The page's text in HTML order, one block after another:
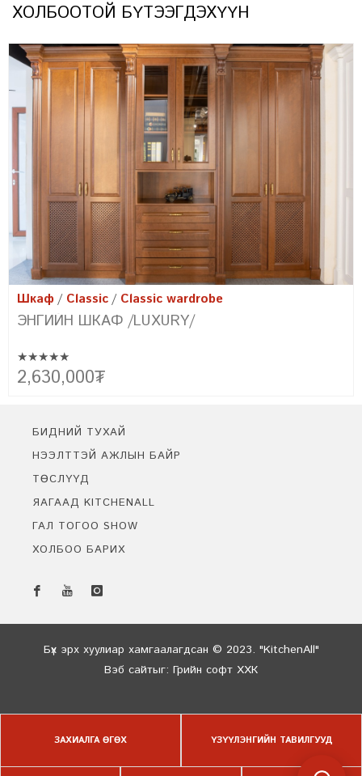
ХОЛБООТОЙ БҮТЭЭГДЭХҮҮН
Шкаф Classic Classic wardrobe
ЭНГИЙН ШКАФ /LUXURY/
Үйлдвэрийн аргаар АНУ болон Грек улсад хатааж бэлдсэн
Интоор, Царс модоор байгалийн төгс өнгө төрхийг бүрдүүлсэн
2,630,000₮
★★★★★
БИДНИЙ ТУХАЙ
НЭЭЛТТЭЙ АЖЛЫН БАЙР
ТӨСЛҮҮД
ЯАГААД KITCHENALL
ГАЛ ТОГОО SHOW
ХОЛБОО БАРИХ
ЗАХИАЛГА ӨГӨХ ҮЗҮҮЛЭНГИЙН ТАВИЛГУУД
Бүх эрх хуулиар хамгаалагдсан © 2023. "KitchenAll"
Вэб сайтыг: Грийн софт ХХК